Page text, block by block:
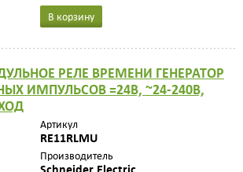
В корзину
РЕЛЕ ВРЕМЕНИ ГЕНЕРАТОР
ИМПУЛЬСОВ =24В, ~24-240В,
Артикул
RE11RLMU
Производитель